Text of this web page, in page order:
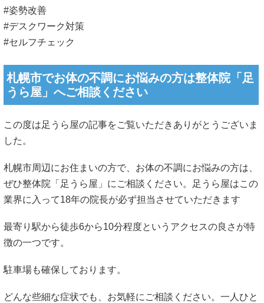
#姿勢改善
#デスクワーク対策
#セルフチェック
札幌市でお体の不調にお悩みの方は整体院「足
うら屋」へご相談ください
この度は足うら屋の記事をご覧いただきありがとうございま
した。
札幌市周辺にお住まいの方で、お体の不調にお悩みの方は、
ぜひ整体院「足うら屋」にご相談ください。足うら屋はこの
業界に入って18年の院長が必ず担当させていただきます
最寄り駅から徒歩6から10分程度というアクセスの良さが特
徴の一つです。
駐車場も確保しております。
どんな些細な症状でも、お気軽にご相談ください。一人ひと